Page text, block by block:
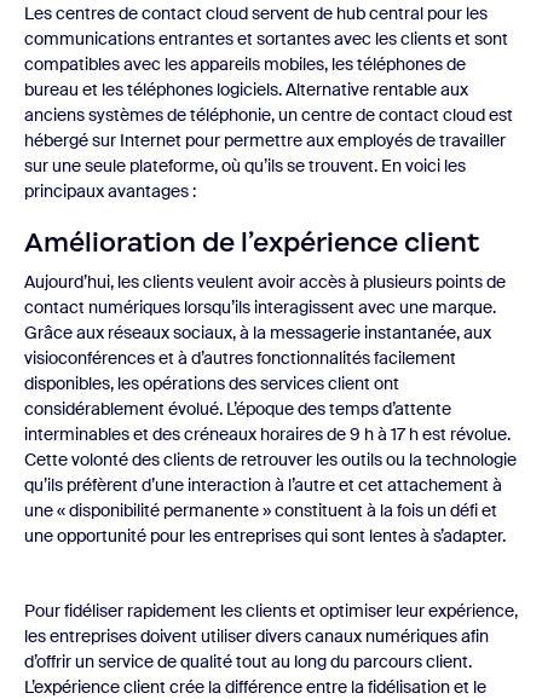
Les centres de contact cloud servent de hub central pour les
communications entrantes et sortantes avec les clients et sont
compatibles avec les appareils mobiles, les téléphones de
bureau et les téléphones logiciels. Alternative rentable aux
anciens systèmes de téléphonie, un centre de contact cloud est
hébergé sur Internet pour permettre aux employés de travailler
sur une seule plateforme, où qu’ils se trouvent. En voici les
principaux avantages :
Amélioration de l’expérience client
Aujourd’hui, les clients veulent avoir accès à plusieurs points de
contact numériques lorsqu’ils interagissent avec une marque.
Grâce aux réseaux sociaux, à la messagerie instantanée, aux
visioconférences et à d’autres fonctionnalités facilement
disponibles, les opérations des services client ont
considérablement évolué. L’époque des temps d’attente
interminables et des créneaux horaires de 9 h à 17 h est révolue.
Cette volonté des clients de retrouver les outils ou la technologie
qu’ils préfèrent d’une interaction à l’autre et cet attachement à
une « disponibilité permanente » constituent à la fois un défi et
une opportunité pour les entreprises qui sont lentes à s’adapter.
Pour fidéliser rapidement les clients et optimiser leur expérience,
les entreprises doivent utiliser divers canaux numériques afin
d’offrir un service de qualité tout au long du parcours client.
L’expérience client crée la différence entre la fidélisation et le